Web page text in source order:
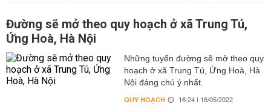
Đường sẽ mở theo quy hoạch ở xã Trung Tú,
Ứng Hoà, Hà Nội
Những tuyến đường sẽ mở theo quy
hoạch ở xã Trung Tú, Ứng Hoà, Hà
Nội đáng chú ý nhất.
QUY HOẠCH 16:24 | 16/05/2022